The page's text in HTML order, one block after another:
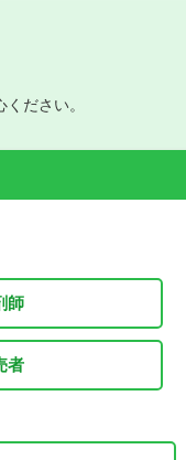
ださい。
師
者